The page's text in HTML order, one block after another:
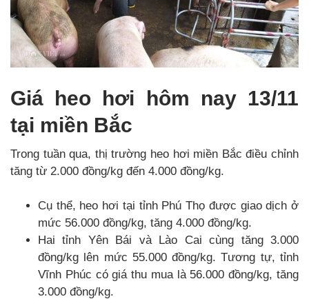
Giá heo hơi hôm nay 13/11
tại miền Bắc
Trong tuần qua, thị trường heo hơi miền Bắc điều chỉnh
tăng từ 2.000 đồng/kg đến 4.000 đồng/kg.
Cụ thể, heo hơi tại tỉnh Phú Thọ được giao dịch ở
mức 56.000 đồng/kg, tăng 4.000 đồng/kg.
Hai tỉnh Yên Bái và Lào Cai cùng tăng 3.000
đồng/kg lên mức 55.000 đồng/kg. Tương tự, tỉnh
Vĩnh Phúc có giá thu mua là 56.000 đồng/kg, tăng
3.000 đồng/kg.